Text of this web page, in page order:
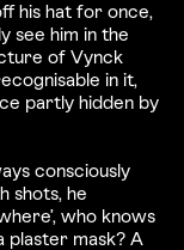
his hat for once,
see him in the
of Vynck
in it,
partly hidden by
consciously
shots, he
who knows
plaster mask? A